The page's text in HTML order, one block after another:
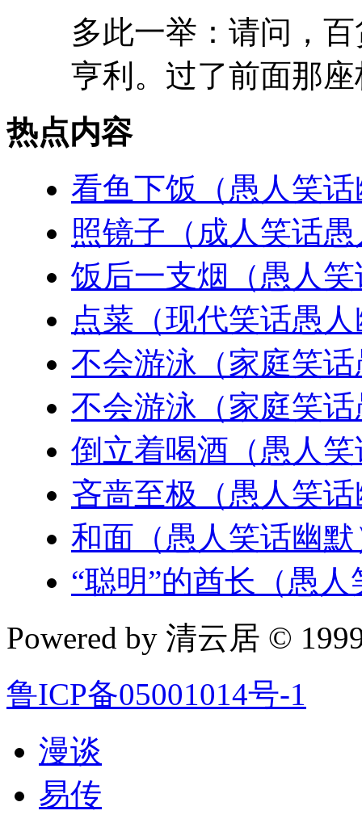
多此一举：请问，
亨利。过了前面那
热点内容
看鱼下饭（愚人笑
照镜子（成人笑话
饭后一支烟（愚人
点菜（现代笑话愚
不会游泳（家庭笑
不会游泳（家庭笑
倒立着喝酒（愚人
吝啬至极（愚人笑
和面（愚人笑话幽默
“聪明”的酋长（愚
Powered by 清云居 ©
鲁ICP备05001014号-1
漫谈
易传